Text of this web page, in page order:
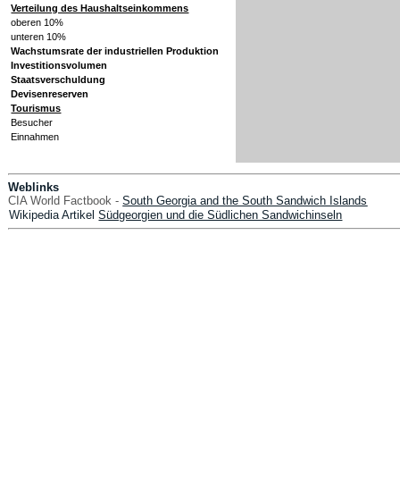
Verteilung des Haushaltseinkommens
oberen 10%
unteren 10%
Wachstumsrate der industriellen Produktion
Investitionsvolumen
Staatsverschuldung
Devisenreserven
Tourismus
Besucher
Einnahmen
Weblinks
CIA World Factbook -South Georgia and the South Sandwich Islands
Wikipedia ArtikelSüdgeorgien und die Südlichen Sandwichinseln